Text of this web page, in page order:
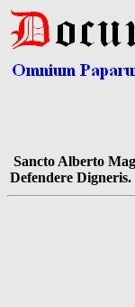
Sancto Alberto
Defendere Digneris.